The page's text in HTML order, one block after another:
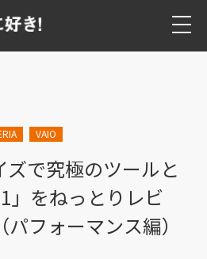
VAIO
ズで究極のツールと
」をねっとりレビ
フォーマンス編）